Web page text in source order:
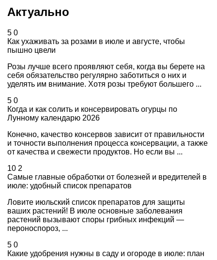
Актуально
5 0
Как ухаживать за розами в июле и августе, чтобы
пышно цвели
Розы лучше всего проявляют себя, когда вы берете на
себя обязательство регулярно заботиться о них и
уделять им внимание. Хотя розы требуют большего ...
5 0
Когда и как солить и консервировать огурцы по
Лунному календарю 2026
Конечно, качество консервов зависит от правильности
и точности выполнения процесса консервации, а также
от качества и свежести продуктов. Но если вы ...
10 2
Самые главные обработки от болезней и вредителей в
июле: удобный список препаратов
Ловите июльский список препаратов для защиты
ваших растений! В июле основные заболевания
растений вызывают споры грибных инфекций —
пероноспороз, ...
5 0
Какие удобрения нужны в саду и огороде в июле: план